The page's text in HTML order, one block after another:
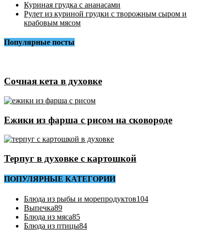
Куриная грудка с ананасами
Рулет из куриной грудки с творожным сыром и
крабовым мясом
Популярные посты
Сочная кета в духовке
Ежики из фарша с рисом на сковороде
Терпуг в духовке с картошкой
ПОПУЛЯРНЫЕ КАТЕГОРИИ
Блюда из рыбы и морепродуктов104
Выпечка89
Блюда из мяса85
Блюда из птицы84